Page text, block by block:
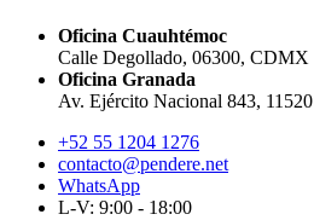
Oficina Cuauhtémoc
Calle Degollado, 06300, CDMX
Oficina Granada
Av. Ejército Nacional 843, 11520
+52 55 1204 1276
contacto@pendere.net
WhatsApp
L-V: 9:00 - 18:00